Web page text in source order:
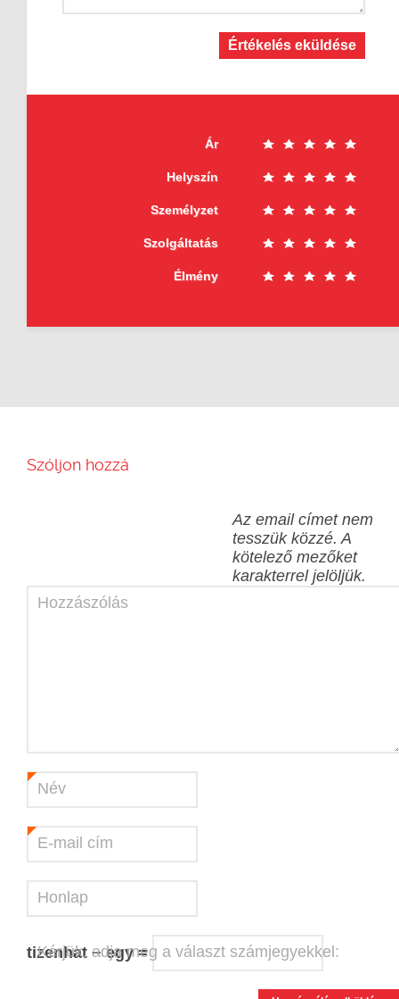
Értékelés eküldése
Ár
Helyszín
Személyzet
Szolgáltatás
Élmény
Szóljon hozzá
Az email címet nem
tesszük közzé. A
kötelező mezőket
karakterrel jelöljük.
Hozzászólás
Név
E-mail cím
Honlap
Kérjük, adja meg a választ számjegyekkel:
tizenhat − egy =